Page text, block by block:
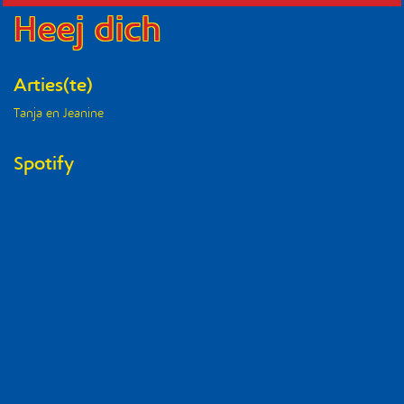
Heej dich
Arties(te)
Tanja en Jeanine
Spotify